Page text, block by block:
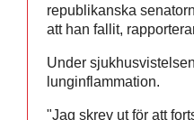
republikanska
att han fallit,
Under
lunginflammation.
"Jag skrev ut för att